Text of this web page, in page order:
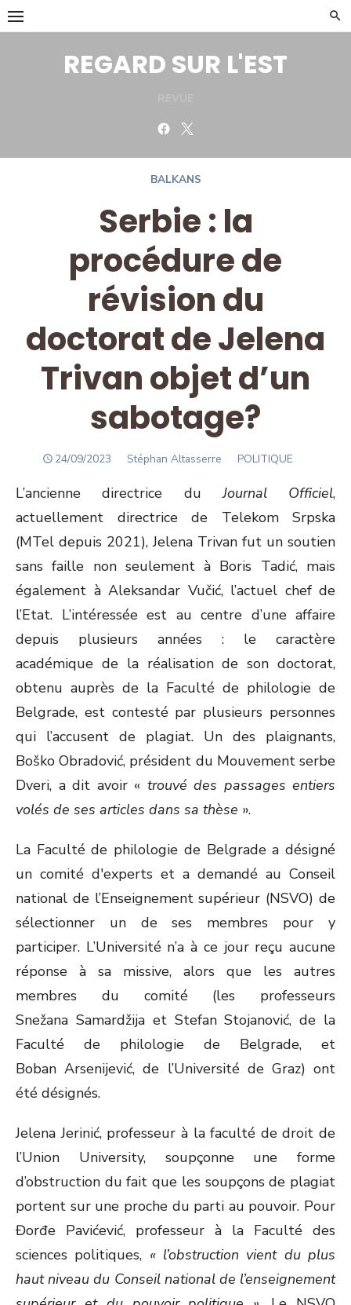
Skip
to
REGARD SUR L'EST
Facebook
BALKANS
Serbie : la
procédure de
révision du
doctorat de Jelena
Trivan objet d’un
sabotage?
POSTED
24/09/2023 Author
Stéphan Altasserre POLITIQUE
L’ancienne directrice duJournal Officiel,
actuellement directrice de Telekom Srpska
(MTel depuis 2021), Jelena Trivan fut un soutien
sans faille non seulement à Boris Tadić, mais
également à Aleksandar Vučić, l’actuel chef de
l’Etat. L’intéressée est au centre d’une affaire
depuis plusieurs années : le caractère
académique de la réalisation de son doctorat,
obtenu auprès de la Faculté de philologie de
Belgrade, est contesté par plusieurs personnes
qui l’accusent de plagiat. Un des plaignants,
Boško Obradović, président du Mouvement serbe
Dveri, a dit avoir « trouvé des passages entiers
volés de ses articles dans sa thèse ».
La Faculté de philologie de Belgrade a désigné
un comité d'experts et a demandé au Conseil
national de l’Enseignement supérieur (NSVO) de
sélectionner un de ses membres pour y
participer. L’Université n’a à ce jour reçu aucune
réponse à sa missive, alors que les autres
membres du comité (les professeurs
Snežana Samardžija et Stefan Stojanović, de la
Faculté de philologie de Belgrade, et
Boban Arsenijević, de l’Université de Graz) ont
été désignés.
Jelena Jerinić, professeur à la faculté de droit de
l’Union University, soupçonne une forme
d’obstruction du fait que les soupçons de plagiat
portent sur une proche du parti au pouvoir. Pour
Đorđe Pavićević, professeur à la Faculté des
sciences politiques, « l’obstruction vient du plus
haut niveau du Conseil national de l’enseignement